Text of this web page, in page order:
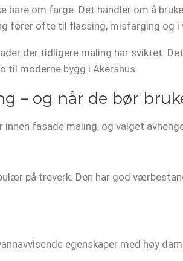
bare om farge. Det handler om å
fører ofte til flassing, misfarging og i
der tidligere maling har sviktet.
til moderne bygg i Akershus.
– og når de bør
fasade maling, og valget
på treverk. Den har god
egenskaper med høy